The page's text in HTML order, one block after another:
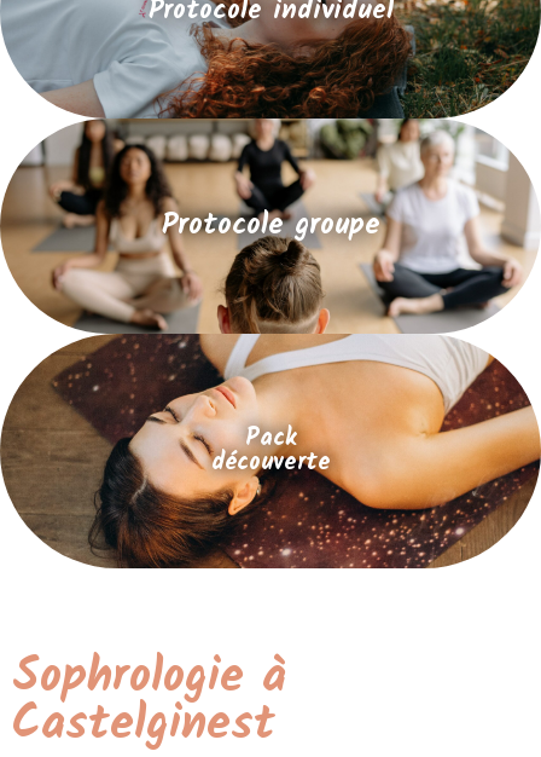
Protocole individuel
Protocole groupe
Pack
découverte
Sophrologie à
Castelginest